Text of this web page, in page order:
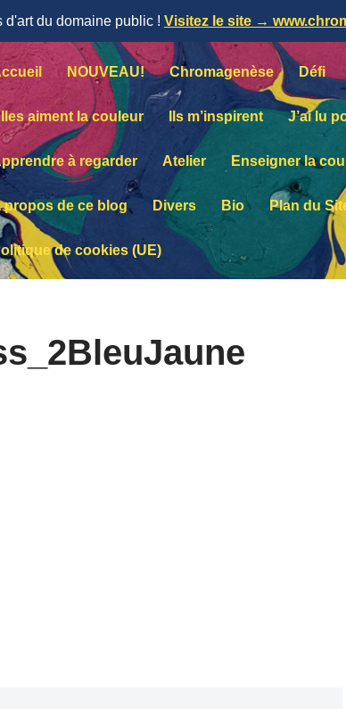
du domaine public ! Visitez le site →
NOUVEAU! Chromagenèse Défi
aiment la couleur Ils m’inspirent J’ai lu
à regarder Atelier Enseigner la
propos de ce blog Divers Bio Plan du
de cookies (UE)